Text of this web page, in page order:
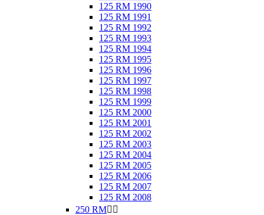
125 RM 1990
125 RM 1991
125 RM 1992
125 RM 1993
125 RM 1994
125 RM 1995
125 RM 1996
125 RM 1997
125 RM 1998
125 RM 1999
125 RM 2000
125 RM 2001
125 RM 2002
125 RM 2003
125 RM 2004
125 RM 2005
125 RM 2006
125 RM 2007
125 RM 2008
250 RM 